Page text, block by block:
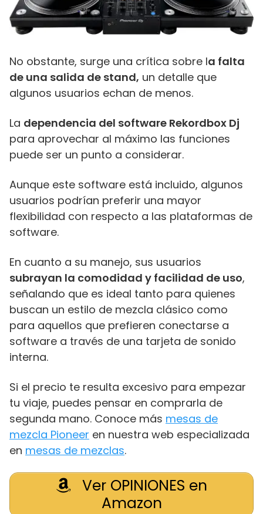
No obstante, surge una crítica sobre la falta
de una salida de stand, un detalle que
algunos usuarios echan de menos.
La dependencia del software Rekordbox Dj
para aprovechar al máximo las funciones
puede ser un punto a considerar.
Aunque este software está incluido, algunos
usuarios podrían preferir una mayor
flexibilidad con respecto a las plataformas de
software.
En cuanto a su manejo, sus usuarios
subrayan la comodidad y facilidad de uso,
señalando que es ideal tanto para quienes
buscan un estilo de mezcla clásico como
para aquellos que prefieren conectarse a
software a través de una tarjeta de sonido
interna.
Si el precio te resulta excesivo para empezar
tu viaje, puedes pensar en comprarla de
segunda mano. Conoce más mesas de
mezcla Pioneer en nuestra web especializada
en mesas de mezclas.
Ver OPINIONES en
Amazon